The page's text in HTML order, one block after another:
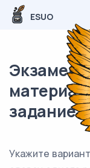
ESUO
задание
Укажите